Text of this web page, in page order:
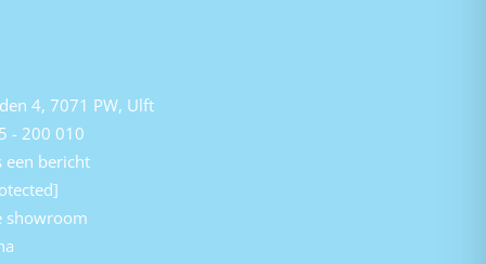
4, 7071 PW, Ulft
- 200 010
een bericht
showroom